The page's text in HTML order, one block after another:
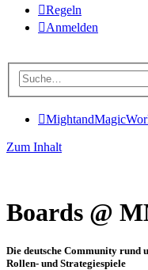
Regeln
Anmelden
Zum Inhalt
Boards @
Die deutsche Community rund
Rollen- und Strategiespiele